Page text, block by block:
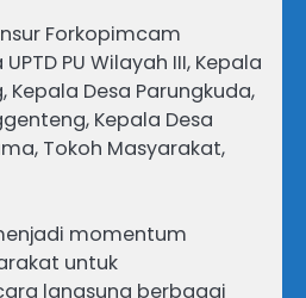
Forkopimcam
PU Wilayah III, Kepala
Kepala Desa Parungkuda,
Kepala Desa
Tokoh Masyarakat,
momentum
untuk
langsung berbagai